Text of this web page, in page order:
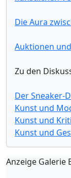
Die Aura
Auktionen
Zu den
Der Sneaker-
Kunst und
Kunst und
Kunst und
Anzeige Galerie